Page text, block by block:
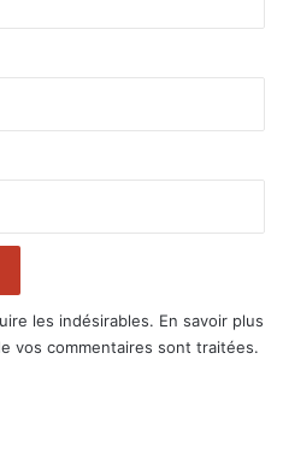
les indésirables. En savoir plus
vos commentaires sont traitées.